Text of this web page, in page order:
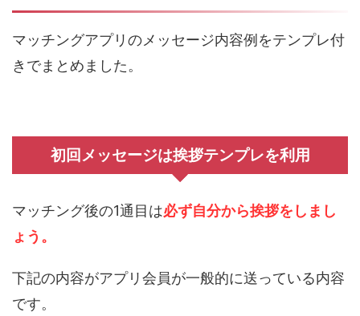
マッチングアプリのメッセージ内容例をテンプレ付
きでまとめました。
初回メッセージは挨拶テンプレを利用
マッチング後の1通目は必ず自分から挨拶をしまし
ょう。
下記の内容がアプリ会員が一般的に送っている内容
です。